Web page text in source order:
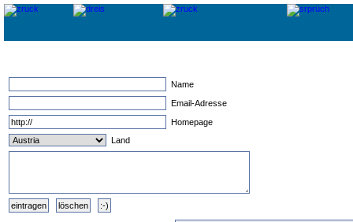
Name
Email-Adresse
Homepage
Land